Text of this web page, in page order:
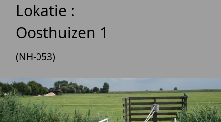
Lokatie :
Oosthuizen 1
(NH-053)